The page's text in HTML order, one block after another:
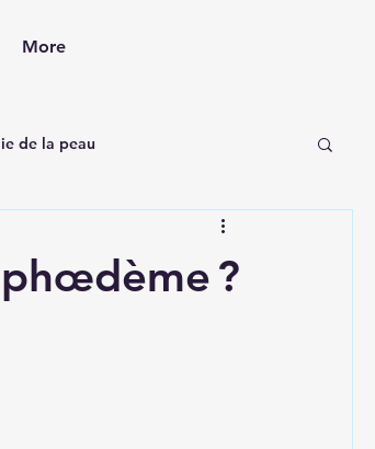
More
de la peau
?